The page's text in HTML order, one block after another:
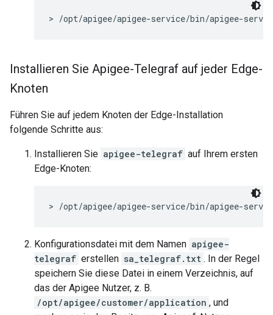
> /opt/apigee/apigee-service/bin/apigee-
Installieren Sie Apigee-Telegraf auf jeder Edge-
Knoten
Führen Sie auf jedem Knoten der Edge-Installation
folgende Schritte aus:
Installieren Sie apigee-telegraf auf Ihrem ersten
Edge-Knoten:
> /opt/apigee/apigee-service/bin/apigee-
Konfigurationsdatei mit dem Namen apigee-
telegraf erstellen sa_telegraf.txt . In der Regel
speichern Sie diese Datei in einem Verzeichnis, auf
das der Apigee Nutzer, z. B.
/opt/apigee/customer/application , und